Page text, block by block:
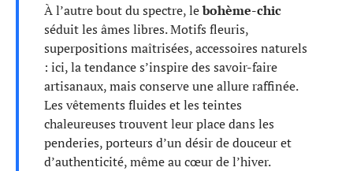
À l’autre bout du spectre, lebohème-chic
séduit les âmes libres. Motifs fleuris,
superpositions maîtrisées, accessoires naturels
: ici, la tendance s’inspire des savoir-faire
artisanaux, mais conserve une allure raffinée.
Les vêtements fluides et les teintes
chaleureuses trouvent leur place dans les
penderies, porteurs d’un désir de douceur et
d’authenticité, même au cœur de l’hiver.